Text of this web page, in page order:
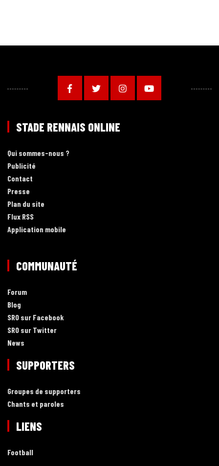
STADE RENNAIS ONLINE
Qui sommes-nous ?
Publicité
Contact
Presse
Plan du site
Flux RSS
Application mobile
COMMUNAUTÉ
Forum
Blog
SRO sur Facebook
SRO sur Twitter
News
SUPPORTERS
Groupes de supporters
Chants et paroles
LIENS
Football